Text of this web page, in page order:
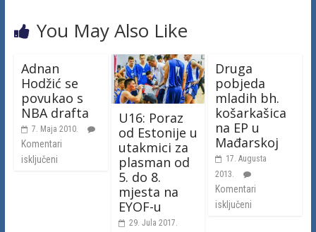
You May Also Like
Adnan
Hodžić se
povukao s
NBA drafta
7. Maja 2010.
Komentari
isključeni
U16: Poraz
od Estonije u
utakmici za
plasman od
5. do 8.
mjesta na
EYOF-u
29. Jula 2017.
Druga
pobjeda
mladih bh.
košarkašica
na EP u
Mađarskoj
17. Augusta
2013.
Komentari
isključeni